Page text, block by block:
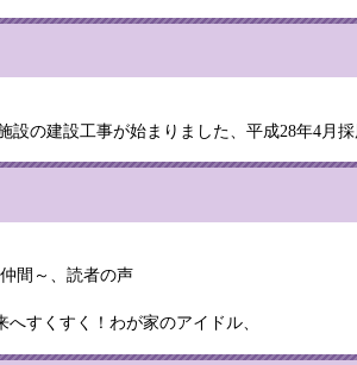
設の建設工事が始まりました、平成28年4
間～、読者の声
すくすく！わが家のアイドル、